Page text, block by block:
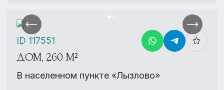
ДОМ, 260 М²
В населенном пункте «Лызлово»
ID 117551